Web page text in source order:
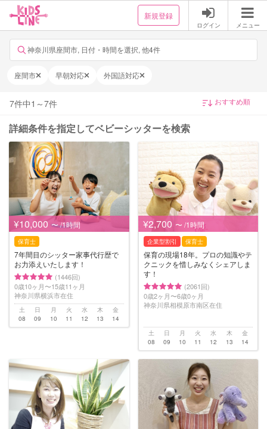
新規登録
ログイン メニュー
神奈川県座間市, 日付・時間を選択, 他4件
座間市 早朝対応 外国語対応
7件中1 ～7件
詳細条件を指定してベビーシッターを検索
¥10,000 〜 /1時間
保育士
7年間目のシッター家事代行歴で
お力添えいたします！
(1446回)
0歳10ヶ月〜15歳11ヶ月
神奈川県横浜市在住
土
08
日
09
月
10
火
11
水
12
木
13
金
14
¥2,700 〜 /1時間
企業型割引 保育士
保育の現場18年。プロの知識やテ
クニックを惜しみなくシェアしま
す！
(2061回)
0歳2ヶ月〜6歳0ヶ月
神奈川県相模原市南区在住
土
08
日
09
月
10
火
11
水
12
木
13
金
14